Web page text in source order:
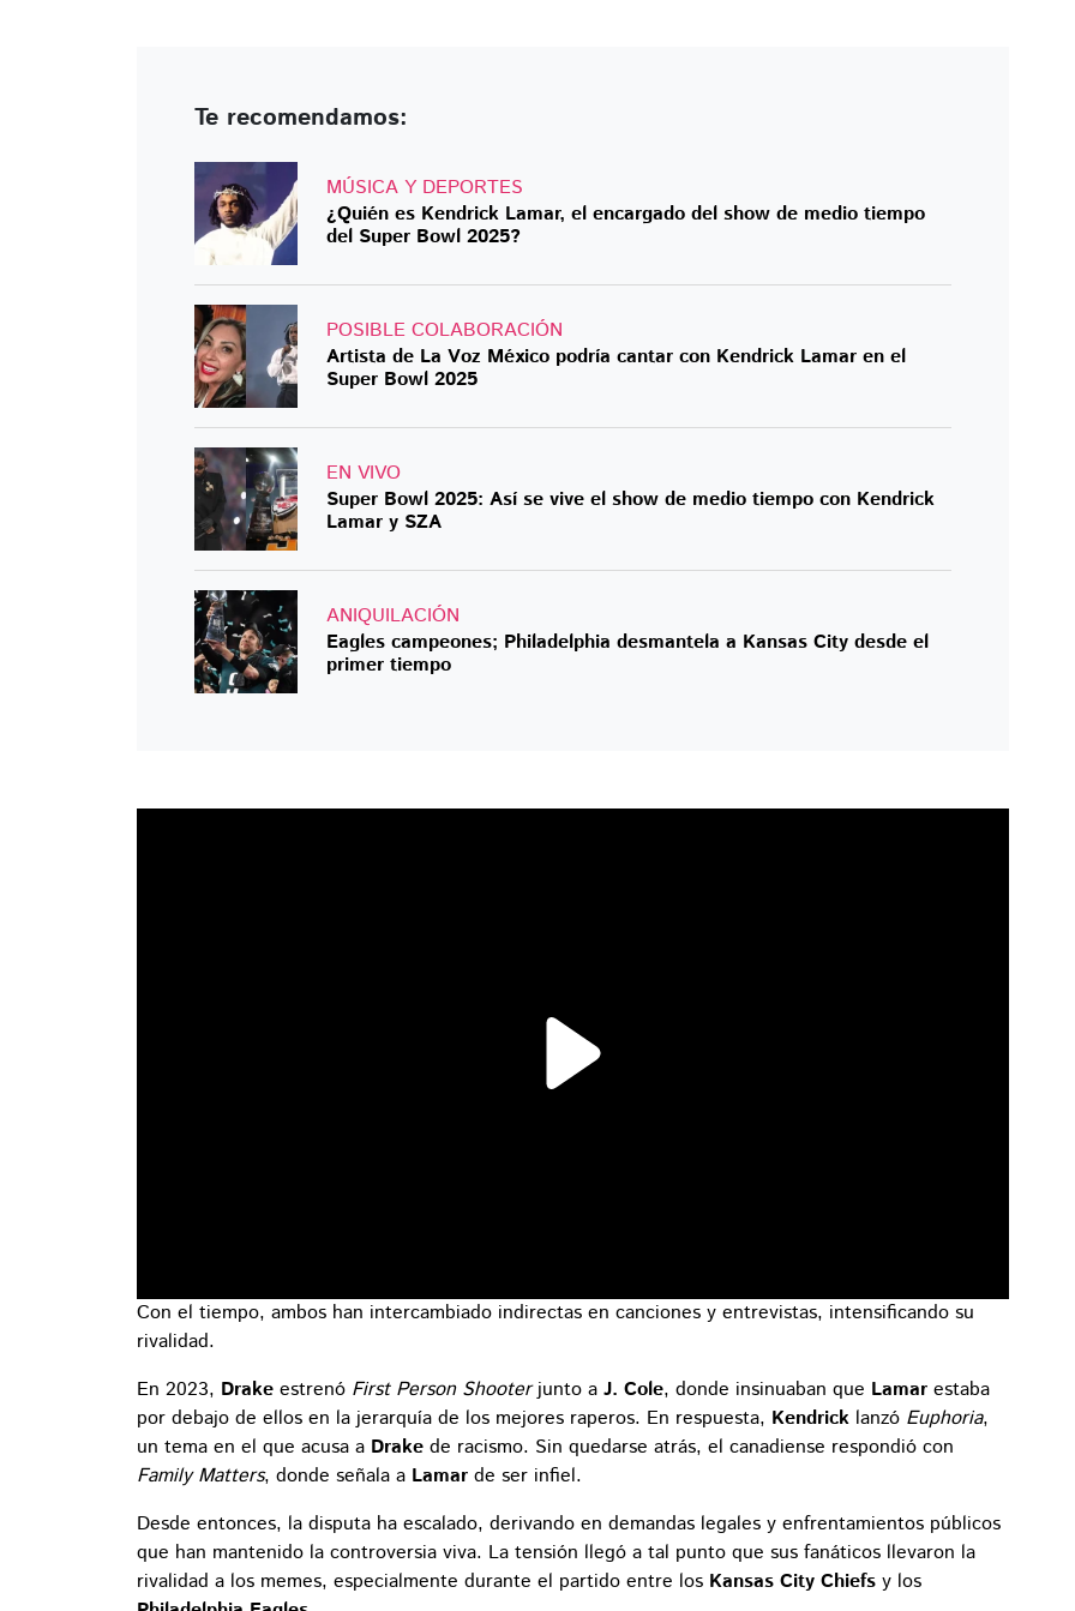
Te recomendamos:
MÚSICA Y DEPORTES
¿Quién es Kendrick Lamar, el encargado del show de medio tiempo
del Super Bowl 2025?
POSIBLE COLABORACIÓN
Artista de La Voz México podría cantar con Kendrick Lamar en el
Super Bowl 2025
EN VIVO
Super Bowl 2025: Así se vive el show de medio tiempo con Kendrick
Lamar y SZA
ANIQUILACIÓN
Eagles campeones; Philadelphia desmantela a Kansas City desde el
primer tiempo
Con el tiempo, ambos han intercambiado indirectas en canciones y entrevistas, intensificando su
rivalidad.
En 2023, Drake estrenó First Person Shooterjunto a J. Cole, donde insinuaban que Lamar estaba
por debajo de ellos en la jerarquía de los mejores raperos. En respuesta, Kendrick lanzó Euphoria,
un tema en el que acusa a Drake de racismo. Sin quedarse atrás, el canadiense respondió con
Family Matters, donde señala a Lamar de ser infiel.
Desde entonces, la disputa ha escalado, derivando en demandas legales y enfrentamientos públicos
que han mantenido la controversia viva. La tensión llegó a tal punto que sus fanáticos llevaron la
rivalidad a los memes, especialmente durante el partido entre los Kansas City Chiefs y los